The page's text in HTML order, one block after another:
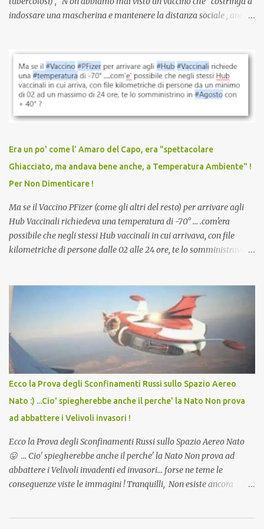
indossare una mascherina e mantenere la distanza sociale , anche
vaccinazione. Non avevamo mai sentito parlare di ricompense,
sconti, incentivi per vaccinarsi. Non avevamo mai visto
discriminazioni per coloro che non l’hanno fatto. Se non sei stato
vaccinato, nessuno aveva prima cercato di farti sentire una
persona cattiva. Non avevamo mai visto un vaccino che minacci le
vaccino usato per minacciare i mezzi di sussistenza, il lavoro o la
scuola. Non avevamo mai visto un vaccino che permettesse a un
dodicenne di ignorare il consenso dei genitori. Dopo tutti i vaccini
che abbiamo elencato sopra...
Era un po' come l' Amaro del Capo, era "spettacolare
Ghiacciato, ma andava bene anche, a Temperatura Ambiente" !
Per Non Dimenticare !
Ma se il Vaccino PFizer (come gli altri del resto) per arrivare agli
Hub Vaccinali richiedeva una temperatura di -70° ... .com'era
possibile che negli stessi Hub vaccinali in cui arrivava, con file
kilometriche di persone dalle 02 alle 24 ore, te lo somministravano
Vaccino come: l' Amaro del Capo, era "spettacolare Ghiacciato, ma
andava bene anche, a Temperatura Ambiente"! Riproponiamo
l'articolo per NON Dimenticare!
Ecco la Prova degli Sconfinamenti Russi sullo Spazio Aereo
Nato :) ...Cio' spiegherebbe anche il perche' la Nato Non prova
ad abbattere i Velivoli invasori !
Ecco la Prova degli Sconfinamenti Russi sullo Spazio Aereo Nato
😛 ... Cio' spiegherebbe anche il perche' la Nato Non prova ad
abbattere i Velivoli invadenti ed invasori... forse ne teme le
conseguenze viste le immagini ! Tranquilli, Non esiste ancora